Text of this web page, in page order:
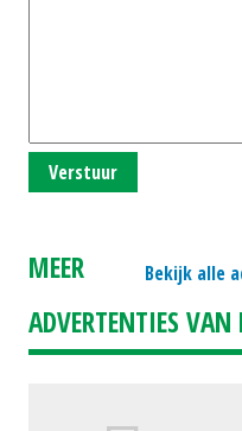
Verstuur
Bekijk alle
MEER
ADVERTENTIES